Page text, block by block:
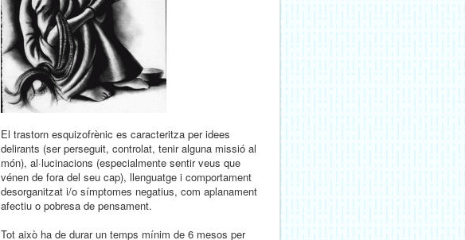
El trastorn esquizofrènic es caracteritza per idees
delirants (ser perseguit, controlat, tenir alguna missió al
món), al·lucinacions (especialmente sentir veus que
vénen de fora del seu cap), llenguatge i comportament
desorganitzat i/o símptomes negatius, com aplanament
afectiu o pobresa de pensament.
Tot això ha de durar un temps mínim de 6 mesos per